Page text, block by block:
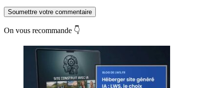
Soumettre votre commentaire
On vous recommande 👇